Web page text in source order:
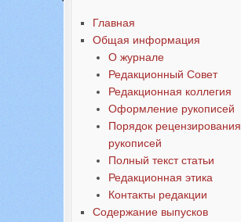
Главная
Общая информация
О журнале
Редакционный Совет
Редакционная коллегия
Оформление рукописей
Порядок рецензирования
рукописей
Полный текст статьи
Редакционная этика
Контакты редакции
Содержание выпусков